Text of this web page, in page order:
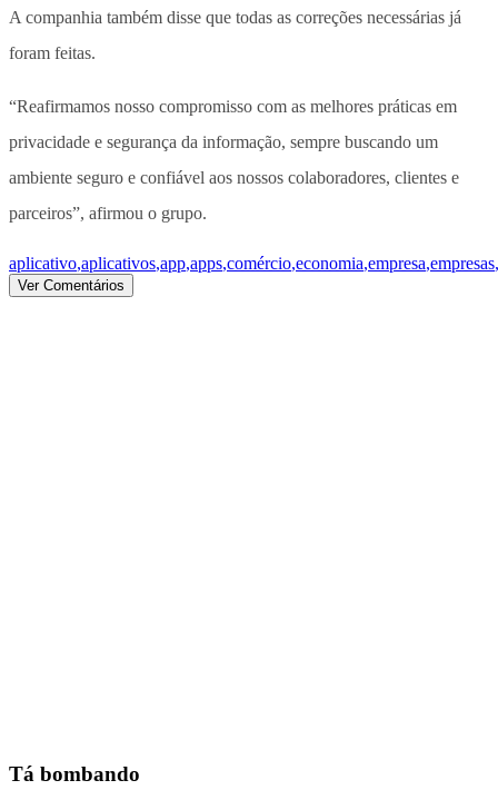
A companhia também disse que todas as correções necessárias já
foram feitas.
“Reafirmamos nosso compromisso com as melhores práticas em
privacidade e segurança da informação, sempre buscando um
ambiente seguro e confiável aos nossos colaboradores, clientes e
parceiros”, afirmou o grupo.
aplicativo,aplicativos,app,apps,comércio,economia,empresa,empresas,
Ver Comentários
Tá bombando